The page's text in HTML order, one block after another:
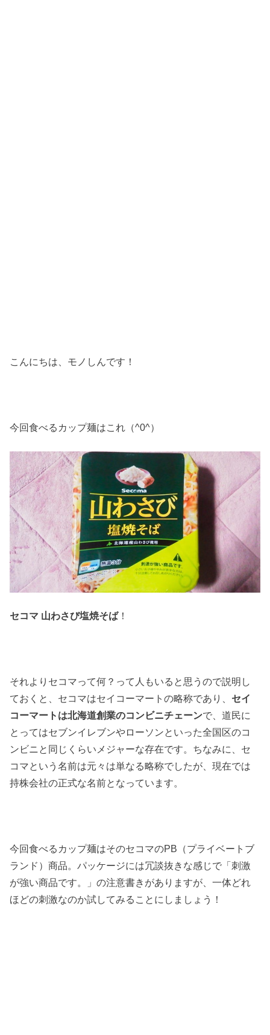
こんにちは、モノしんです！
今回食べるカップ麺はこれ（^0^）
セコマ 山わさび塩焼そば！
それよりセコマって何？って人もいると思うので説明し
ておくと、セコマはセイコーマートの略称であり、 セイ
コーマートは北海道創業のコンビニチェーンで、道民に
とってはセブンイレブンやローソンといった全国区のコ
ンビニと同じくらいメジャーな存在です。ちなみに、セ
コマという名前は元々は単なる略称でしたが、現在では
持株会社の正式な名前となっています。
今回食べるカップ麺はそのセコマのPB（プライベートブ
ランド）商品。パッケージには冗談抜きな感じで「刺激
が強い商品です。」の注意書きがありますが、一体どれ
ほどの刺激なのか試してみることにしましょう！